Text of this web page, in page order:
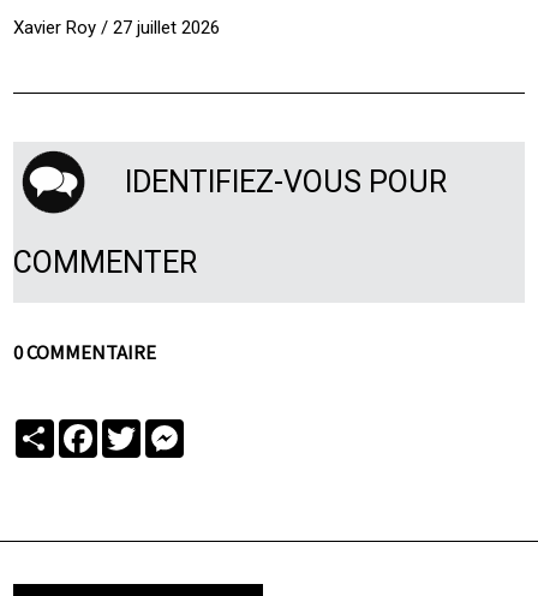
Xavier Roy / 27 juillet 2026
IDENTIFIEZ-VOUS POUR
COMMENTER
0 COMMENTAIRE
PartagerFacebook
Twitter